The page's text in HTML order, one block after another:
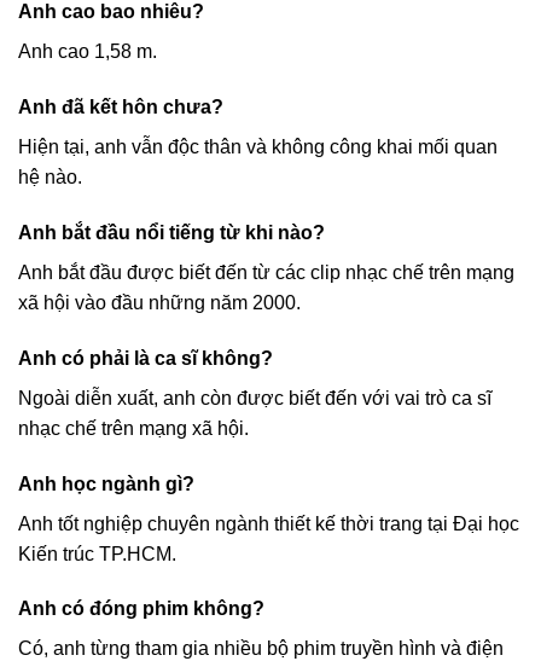
Anh cao bao nhiêu?
Anh cao 1,58 m.
Anh đã kết hôn chưa?
Hiện tại, anh vẫn độc thân và không công khai mối quan
hệ nào.
Anh bắt đầu nổi tiếng từ khi nào?
Anh bắt đầu được biết đến từ các clip nhạc chế trên mạng
xã hội vào đầu những năm 2000.
Anh có phải là ca sĩ không?
Ngoài diễn xuất, anh còn được biết đến với vai trò ca sĩ
nhạc chế trên mạng xã hội.
Anh học ngành gì?
Anh tốt nghiệp chuyên ngành thiết kế thời trang tại Đại học
Kiến trúc TP.HCM.
Anh có đóng phim không?
Có, anh từng tham gia nhiều bộ phim truyền hình và điện